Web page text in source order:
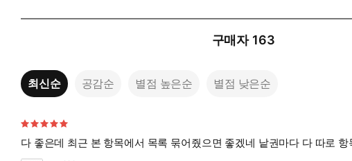
구매자 163
최신순 공감순 별점 높은순 별점 낮은순
다 좋은데 최근 본 항목에서 목록 묶어줬으면 좋겠네 낱권마다 다 따로